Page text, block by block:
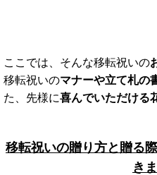
ここでは、そんな移転祝いの
移転祝いのマナーや立て札の
た、先様に喜んでいただける
移転祝いの贈り方と贈る
き